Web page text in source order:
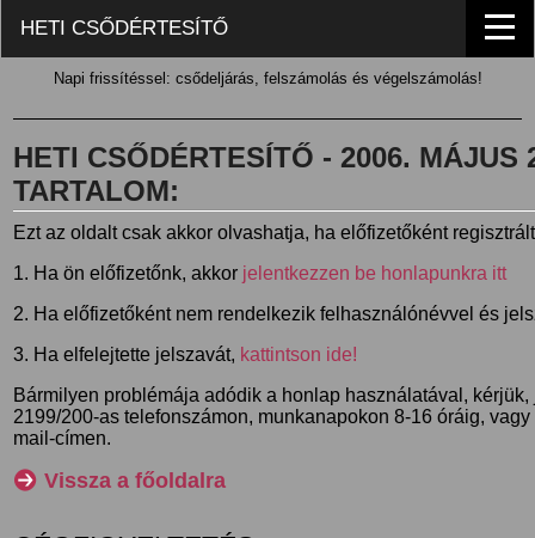
HETI CSŐDÉRTESÍTŐ
Napi frissítéssel: csődeljárás, felszámolás és végelszámolás!
HETI CSŐDÉRTESÍTŐ - 2006. MÁJUS
TARTALOM:
Ezt az oldalt csak akkor olvashatja, ha előfizetőként
1. Ha ön előfizetőnk, akkor jelentkezzen be honlapunkra itt
2. Ha előfizetőként nem rendelkezik felhasználónévvel és
3. Ha elfelejtette jelszavát, kattintson ide!
Bármilyen problémája adódik a honlap használatával,
2199/200-as telefonszámon, munkanapokon 8-16 óráig,
mail-címen.
Vissza a főoldalra